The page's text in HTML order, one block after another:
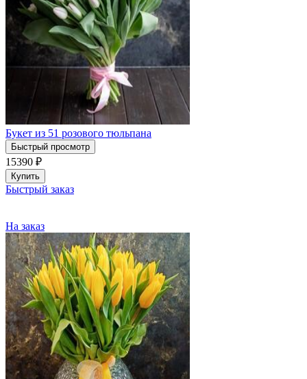
Букет из 51 розового тюльпана
Быстрый просмотр
15390 ₽
Купить
Быстрый заказ
На заказ